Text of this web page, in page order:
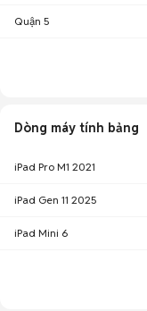
Quận 5
Dòng máy tính bảng
iPad Pro M1 2021
iPad Gen 11 2025
iPad Mini 6